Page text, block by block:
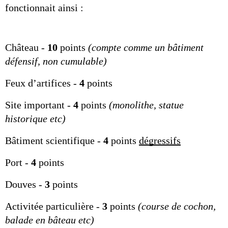
fonctionnait ainsi :
Château - 10 points (compte comme un bâtiment
défensif, non cumulable)
Feux d’artifices - 4 points
Site important - 4 points (monolithe, statue
historique etc)
Bâtiment scientifique - 4 points dégressifs
Port - 4 points
Douves - 3 points
Activitée particulière - 3 points (course de cochon,
balade en bâteau etc)